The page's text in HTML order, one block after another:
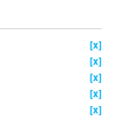
[x]
[x]
[x]
[x]
[x]